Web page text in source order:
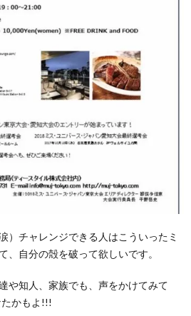
）チャレンジできる人はこういったミ
、自分の殻を破って欲しいです。
や知人、家族でも、声をかけてみて
かもよ!!!